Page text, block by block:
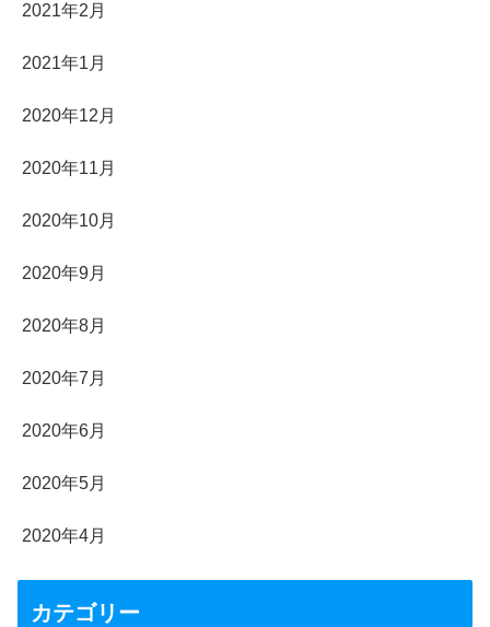
2021年2月
2021年1月
2020年12月
2020年11月
2020年10月
2020年9月
2020年8月
2020年7月
2020年6月
2020年5月
2020年4月
カテゴリー